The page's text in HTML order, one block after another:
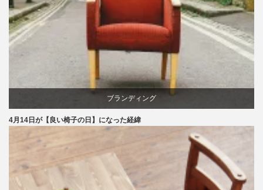
ブランディング
マーケティング
4月14日が【良い椅子の日】になった経緯